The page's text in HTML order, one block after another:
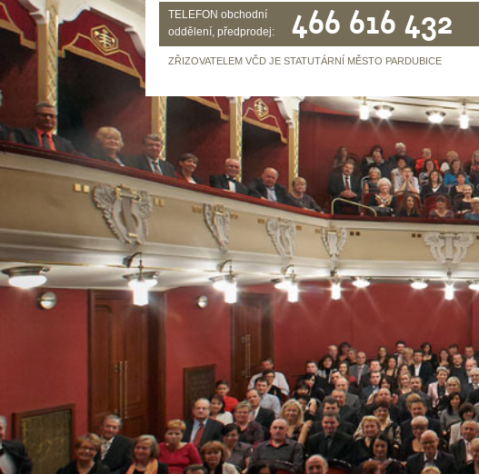
TELEFON obchodní
oddělení, předprodej:
466 616 432
ZŘIZOVATELEM VČD JE STATUTÁRNÍ MĚSTO PARDUBICE